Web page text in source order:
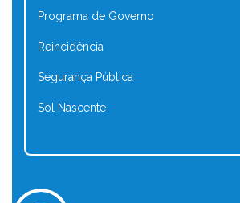
Programa de Governo
Reincidência
Segurança Pública
Sol Nascente